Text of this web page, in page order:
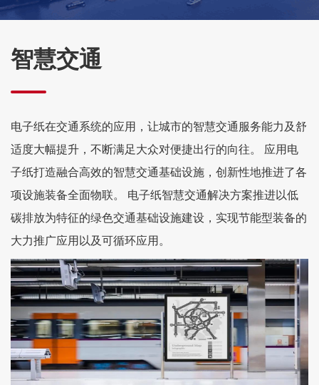
智慧交通
电子纸在交通系统的应用，让城市的智慧交通服务能力及舒
适度大幅提升，不断满足大众对便捷出行的向往。 应用电
子纸打造融合高效的智慧交通基础设施，创新性地推进了各
项设施装备全面物联。 电子纸智慧交通解决方案推进以低
碳排放为特征的绿色交通基础设施建设，实现节能型装备的
大力推广应用以及可循环应用。